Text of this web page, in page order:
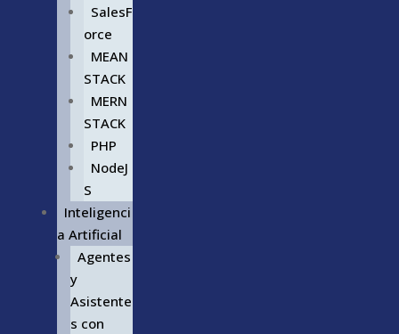
SalesF
orce
MEAN
STACK
MERN
STACK
PHP
NodeJ
S
Inteligenci
a Artificial
Agentes
y
Asistente
s con